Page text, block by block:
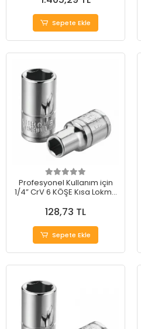
Sepete Ekle
Profesyonel Kullanım için
1/4” CrV 6 KÖŞE Kısa Lokma
128,73 TL
Sepete Ekle